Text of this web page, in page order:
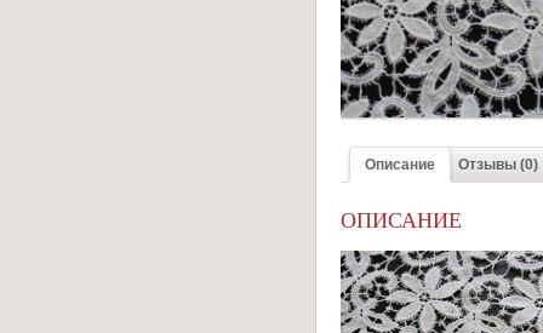
Описание Отзывы (0)
ОПИСАНИЕ